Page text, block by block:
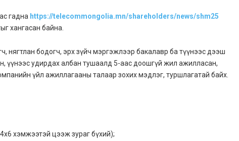
гадна https://telecommongolia.mn/shareholders/news/shm25
хангасан байна.
нягтлан бодогч, эрх зүйч мэргэжлээр бакалавр ба түүнээс дээш
үүнээс удирдах албан тушаалд 5-аас доошгүй жил ажилласан,
үйл ажиллагааны талаар зохих мэдлэг, туршлагатай байх.
4х6 хэмжээтэй цээж зураг бүхий);